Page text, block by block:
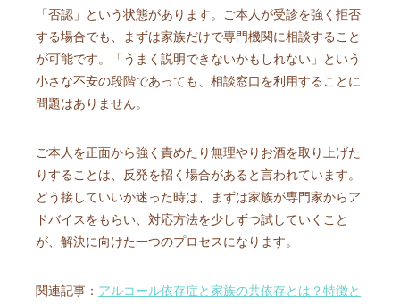
「否認」という状態があります。ご本人が受診を強く拒否
する場合でも、まずは家族だけで専門機関に相談すること
が可能です。「うまく説明できないかもしれない」という
小さな不安の段階であっても、相談窓口を利用することに
問題はありません。
ご本人を正面から強く責めたり無理やりお酒を取り上げた
りすることは、反発を招く場合があると言われています。
どう接していいか迷った時は、まずは家族が専門家からア
ドバイスをもらい、対応方法を少しずつ試していくこと
が、解決に向けた一つのプロセスになります。
関連記事： アルコール依存症と家族の共依存とは？特徴と